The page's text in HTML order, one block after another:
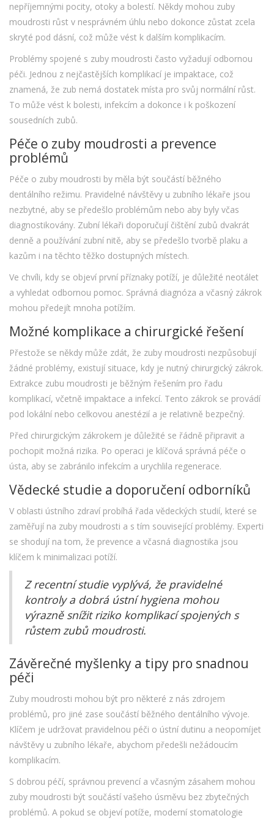
nepříjemnými pocity, otoky a bolestí. Někdy mohou zuby
moudrosti růst v nesprávném úhlu nebo dokonce zůstat zcela
skryté pod dásní, což může vést k dalším komplikacím.
Problémy spojené s zuby moudrosti často vyžadují odbornou
péči. Jednou z nejčastějších komplikací je impaktace, což
znamená, že zub nemá dostatek místa pro svůj normální růst.
To může vést k bolesti, infekcím a dokonce i k poškození
sousedních zubů.
Péče o zuby moudrosti a prevence
problémů
Péče o zuby moudrosti by měla být součástí běžného
dentálního režimu. Pravidelné návštěvy u zubního lékaře jsou
nezbytné, aby se předešlo problémům nebo aby byly včas
diagnostikovány. Zubní lékaři doporučují čištění zubů dvakrát
denně a používání zubní nitě, aby se předešlo tvorbě plaku a
kazům i na těchto těžko dostupných místech.
Ve chvíli, kdy se objeví první příznaky potíží, je důležité neotálet
a vyhledat odbornou pomoc. Správná diagnóza a včasný zákrok
mohou předejít mnoha potížím.
Možné komplikace a chirurgické řešení
Přestože se někdy může zdát, že zuby moudrosti nezpůsobují
žádné problémy, existují situace, kdy je nutný chirurgický zákrok.
Extrakce zubu moudrosti je běžným řešením pro řadu
komplikací, včetně impaktace a infekcí. Tento zákrok se provádí
pod lokální nebo celkovou anestézií a je relativně bezpečný.
Před chirurgickým zákrokem je důležité se řádně připravit a
pochopit možná rizika. Po operaci je klíčová správná péče o
ústa, aby se zabránilo infekcím a urychlila regenerace.
Vědecké studie a doporučení odborníků
V oblasti ústního zdraví probíhá řada vědeckých studií, které se
zaměřují na zuby moudrosti a s tím související problémy. Experti
se shodují na tom, že prevence a včasná diagnostika jsou
klíčem k minimalizaci potíží.
Z recentní studie vyplývá, že pravidelné
kontroly a dobrá ústní hygiena mohou
výrazně snížit riziko komplikací spojených s
růstem zubů moudrosti.
Závěrečné myšlenky a tipy pro snadnou
péči
Zuby moudrosti mohou být pro některé z nás zdrojem
problémů, pro jiné zase součástí běžného dentálního vývoje.
Klíčem je udržovat pravidelnou péči o ústní dutinu a neopomíjet
návštěvy u zubního lékaře, abychom předešli nežádoucím
komplikacím.
S dobrou péčí, správnou prevencí a včasným zásahem mohou
zuby moudrosti být součástí vašeho úsměvu bez zbytečných
problémů. A pokud se objeví potíže, moderní stomatologie